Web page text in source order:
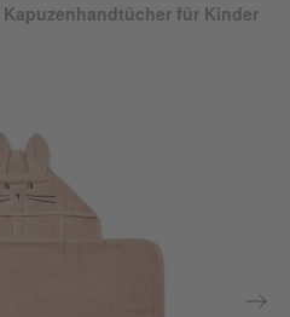
Kapuzenhandtücher für Kinder